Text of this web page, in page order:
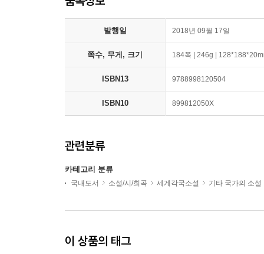
발행일 2018년 09월 17일
쪽수, 무게, 크기 184쪽 | 246g |
ISBN13 9788998120504
ISBN10 899812050X
관련분류
카테고리 분류
국내도서 소설/시/희곡 세계각국소설 기타 국가의 소설
이 상품의 태그